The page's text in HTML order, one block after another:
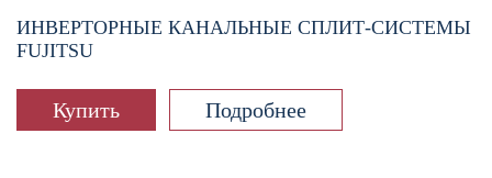
ИНВЕРТОРНЫЕ КАНАЛЬНЫЕ СПЛИТ-СИСТЕМЫ
FUJITSU
Купить Подробнее